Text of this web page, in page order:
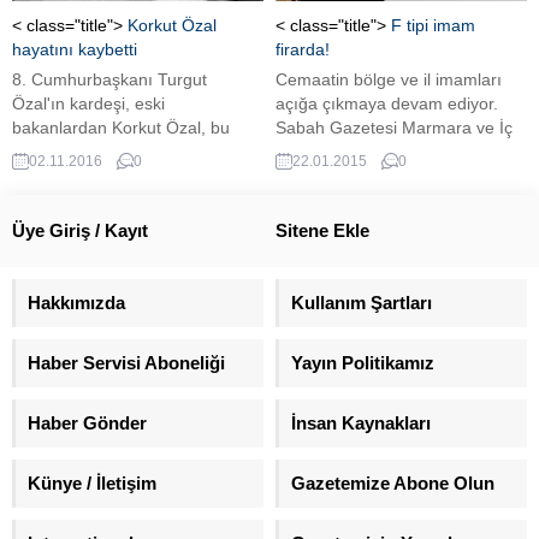
yaptıkları saldırıda 2 Türk’ü
yaralayıp, büyük ölçüde maddi
zarar vermişlerdi. Aranan
teröristlerin yeni fotoğrafları
yayınlandı. Polis 3 PKK'lı teröristi
Murat...
< class="title"> Korkut Özal
hayatını kaybetti
8. Cumhurbaşkanı Turgut
Özal'ın kardeşi, eski
bakanlardan Korkut Özal, bu
sabaha karşı İstanbul'daki
evinde hayatını kaybetti.
02.11.2016 0
< class="title"> F tipi imam
firarda!
Cemaatin bölge ve il imamları
açığa çıkmaya devam ediyor.
Sabah Gazetesi Marmara ve İç
Anadolu'dan sonra Ege
Bölgesi'ndeki F-tipi imamları da
İmamı Bekir Baz'ın Amerika'ya
22.01.2015 0
Üye Giriş / Kayıt Sitene Ekle
Hakkımızda Kullanım Şartları
Haber Servisi Aboneliği Yayın Politikamız
Haber Gönder İnsan Kaynakları
Künye / İletişim Gazetemize Abone Olun